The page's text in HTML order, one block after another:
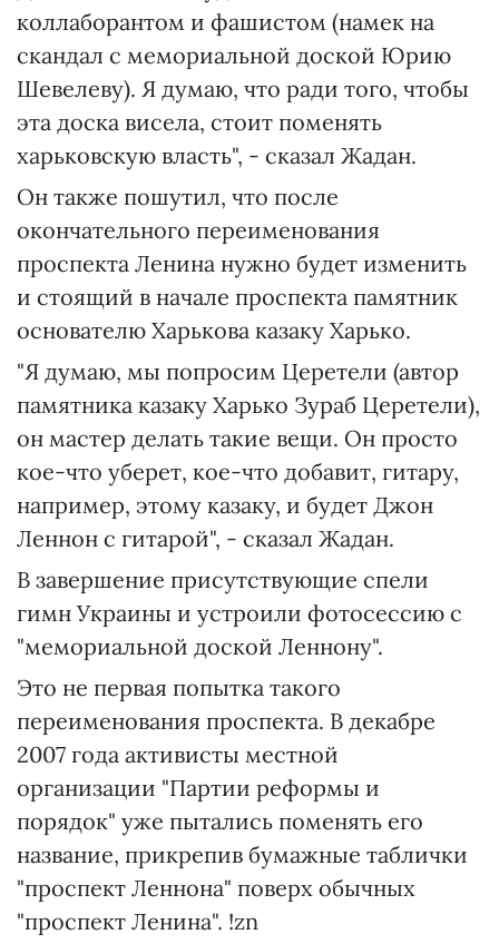
коллаборантом и фашистом (намек на
скандал с мемориальной доской Юрию
Шевелеву). Я думаю, что ради того, чтобы
эта доска висела, стоит поменять
харьковскую власть", - сказал Жадан.
Он также пошутил, что после
окончательного переименования
проспекта Ленина нужно будет изменить
и стоящий в начале проспекта памятник
основателю Харькова казаку Харько.
"Я думаю, мы попросим Церетели (автор
памятника казаку Харько Зураб Церетели),
он мастер делать такие вещи. Он просто
кое-что уберет, кое-что добавит, гитару,
например, этому казаку, и будет Джон
Леннон с гитарой", - сказал Жадан.
В завершение присутствующие спели
гимн Украины и устроили фотосессию с
"мемориальной доской Леннону".
Это не первая попытка такого
переименования проспекта. В декабре
2007 года активисты местной
организации "Партии реформы и
порядок" уже пытались поменять его
название, прикрепив бумажные таблички
"проспект Леннона" поверх обычных
"проспект Ленина". !zn